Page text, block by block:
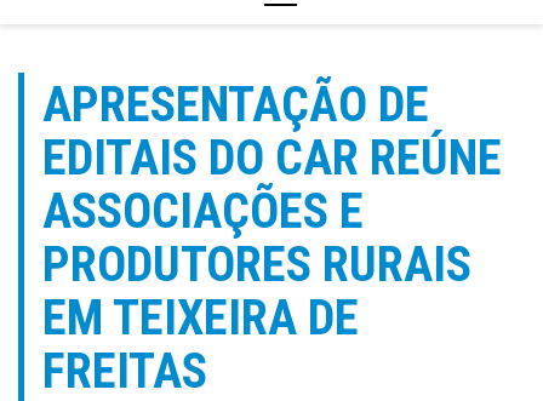
APRESENTAÇÃO DE
EDITAIS DO CAR REÚNE
ASSOCIAÇÕES E
PRODUTORES RURAIS
EM TEIXEIRA DE
FREITAS